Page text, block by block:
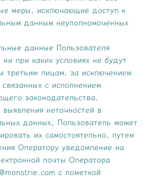
меры, исключающие доступ к
данным неуполномоченных
данные Пользователя
ни при каких условиях не будут
третьим лицам, за исключением
с исполнением
законодательства.
неточностей в
данных, Пользователь может
их самостоятельно, путем
Оператору уведомление на
почты Оператора
с пометкой